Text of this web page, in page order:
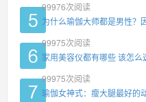
99976次阅读
为什么瑜伽大师都是男性？
99975次阅读
家用美容仪都有哪些 该怎么
99975次阅读
瑜伽女神式：瘦大腿最好的